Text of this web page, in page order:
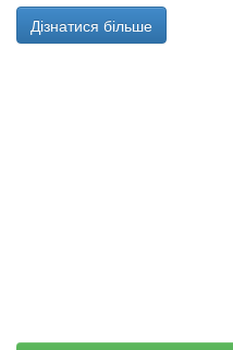
Дізнатися більше